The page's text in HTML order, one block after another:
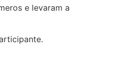
e levaram a